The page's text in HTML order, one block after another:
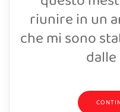
riunire in un
che mi sono